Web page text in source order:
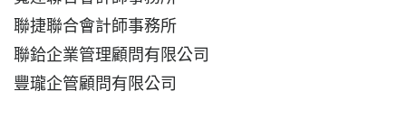
聯捷聯合會計師事務所
聯鉿企業管理顧問有限公司
豐瓏企管顧問有限公司